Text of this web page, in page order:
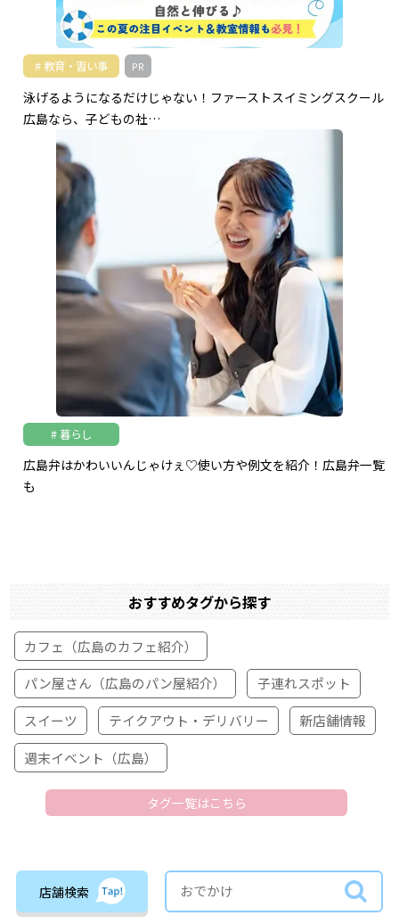
教育・習い事 PR
泳げるようになるだけじゃない！ファーストスイミングスクール
広島なら、子どもの社…
暮らし
広島弁はかわいいんじゃけぇ♡使い方や例文を紹介！広島弁一覧
も
おすすめタグから探す
カフェ（広島のカフェ紹介）
パン屋さん（広島のパン屋紹介）
子連れスポット
スイーツ
テイクアウト・デリバリー
新店舗情報
週末イベント（広島）
タグ一覧はこちら
店舗検索